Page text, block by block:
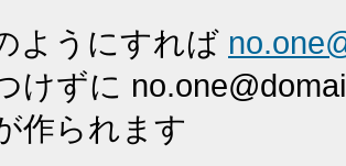
ようにすれば
けずに
作られます